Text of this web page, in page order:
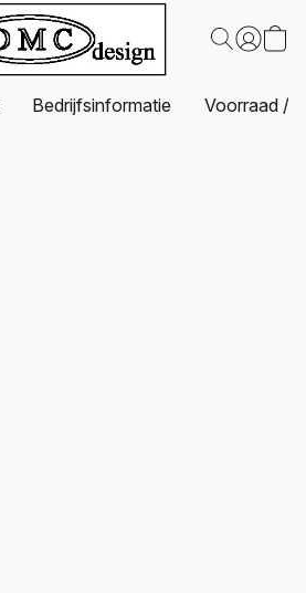
Bedrijfsinformatie Voorraad /